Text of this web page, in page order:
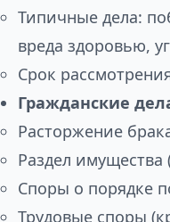
Типичные дела:
вреда здоровью,
Срок
Гражданские
Расторжение
Раздел имущества
Споры о порядке
Трудовые споры